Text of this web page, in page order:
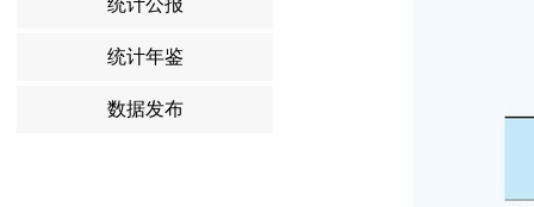
统计年鉴
数据发布